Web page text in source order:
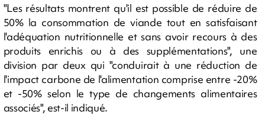
"Les résultats montrent qu'il est possible de réduire de
50% la consommation de viande tout en satisfaisant
l'adéquation nutritionnelle et sans avoir recours à des
produits enrichis ou à des supplémentations", une
division par deux qui "conduirait à une réduction de
l'impact carbone de l'alimentation comprise entre -20%
et -50% selon le type de changements alimentaires
associés", est-il indiqué.